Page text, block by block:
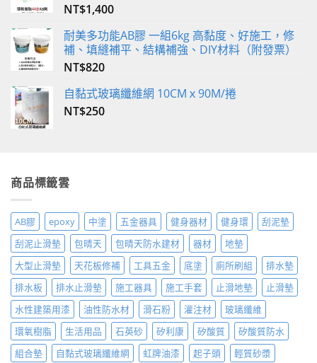
NT$1,400
耐美多功能AB膠 一組6kg 高黏度、好施工，修
補、填縫補平、結構補強、DIY材料（附發票）
NT$820
自黏式玻璃纖維網 10CMｘ90M/捲
NT$250
商品標籤雲
AB膠 epoxy 中塗 五金器具 健身器材 健身環
刮泥墊
刮泥止滑墊
包晴天 包晴天防水建材 器材
地墊
大型止滑墊
天花板修補 工具五金 底塗 廁所刷組
排水墊
排水板
排水止滑墊 施工器具 施工手套 止滑地墊
止滑墊
水性建築用漆
油性防水材 滑石粉 灌注材
玻璃纖維
環氧樹脂
生活用品 石英砂 矽利康 矽酸質
矽酸質防水
組合墊
自黏式玻璃纖維網 虹牌油漆 起子頭
輕質砂漿